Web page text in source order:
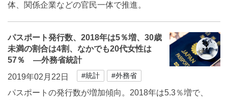
体、関係企業などの官民一体で推進。
パスポート発行数、2018年は5％増、30歳
未満の割合は4割、なかでも20代女性は
57％ ―外務省統計
2019年02月22日
#統計 #外務省
パスポートの発行数が増加傾向。2018年は5.3％増で、